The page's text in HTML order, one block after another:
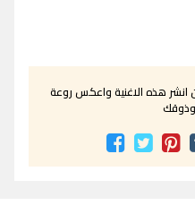
هذه الاغنية واعكس روعة